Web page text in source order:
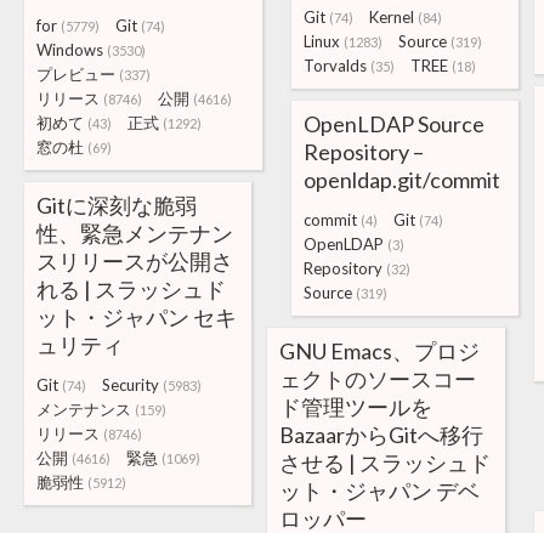
for (5779) Git (74)
Windows (3530)
プレビュー (337)
リリース (8746) 公開 (4616)
初めて (43) 正式 (1292)
窓の杜 (69)
Git (74) Kernel (84)
Linux (1283) Source (319)
Torvalds (35) TREE (18)
OpenLDAP Source
Repository –
openldap.git/commit
commit (4) Git (74)
OpenLDAP (3)
Repository (32)
Source (319)
Gitに深刻な脆弱
性、緊急メンテナン
スリリースが公開さ
れる | スラッシュド
ット・ジャパン セキ
ュリティ
Git (74) Security (5983)
メンテナンス (159)
リリース (8746)
公開 (4616) 緊急 (1069)
脆弱性 (5912)
GNU Emacs、プロジ
ェクトのソースコー
ド管理ツールを
BazaarからGitへ移行
させる | スラッシュド
ット・ジャパン デベ
ロッパー